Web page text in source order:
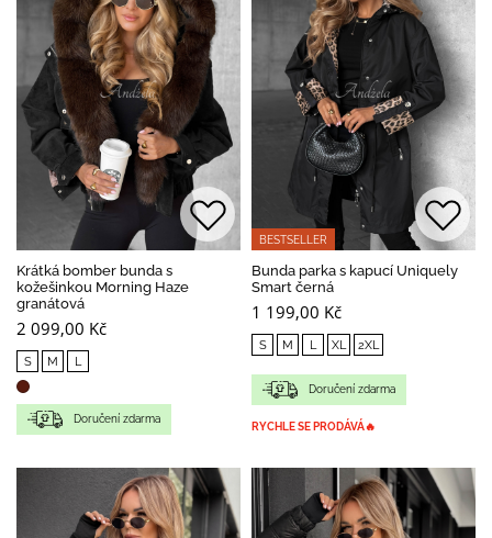
Krátká bomber bunda s
kožešinkou Morning Haze
granátová
2 099,00 Kč
S M L
Doručení zdarma
BESTSELLER
Bunda parka s kapucí Uniquely
Smart černá
1 199,00 Kč
S M L XL 2XL
Doručení zdarma
RYCHLE SE PRODÁVÁ🔥